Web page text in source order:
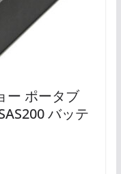
ー ポータブ
バッテ